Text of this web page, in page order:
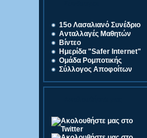
15o Λασαλιανό Συνέδριο
Ανταλλαγές Μαθητών
Βίντεο
Ημερίδα "Safer Internet"
Ομάδα Ρομποτικής
Σύλλογος Αποφοίτων